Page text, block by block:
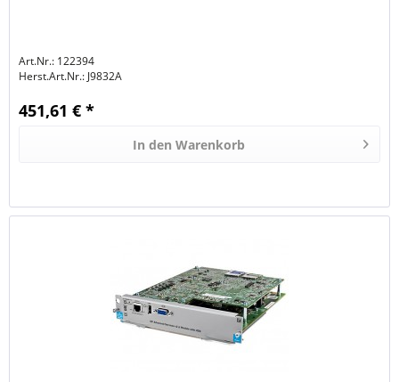
Art.Nr.: 122394
Herst.Art.Nr.: J9832A
451,61 € *
In den Warenkorb